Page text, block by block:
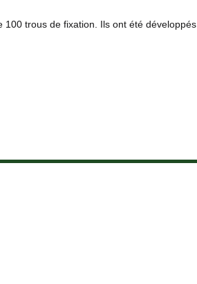
trous de fixation. Ils ont été développés